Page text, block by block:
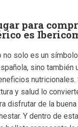
para
es
no solo es un
sino también
nutricionales.
y salud lo
disfrutar de la
Y dentro de